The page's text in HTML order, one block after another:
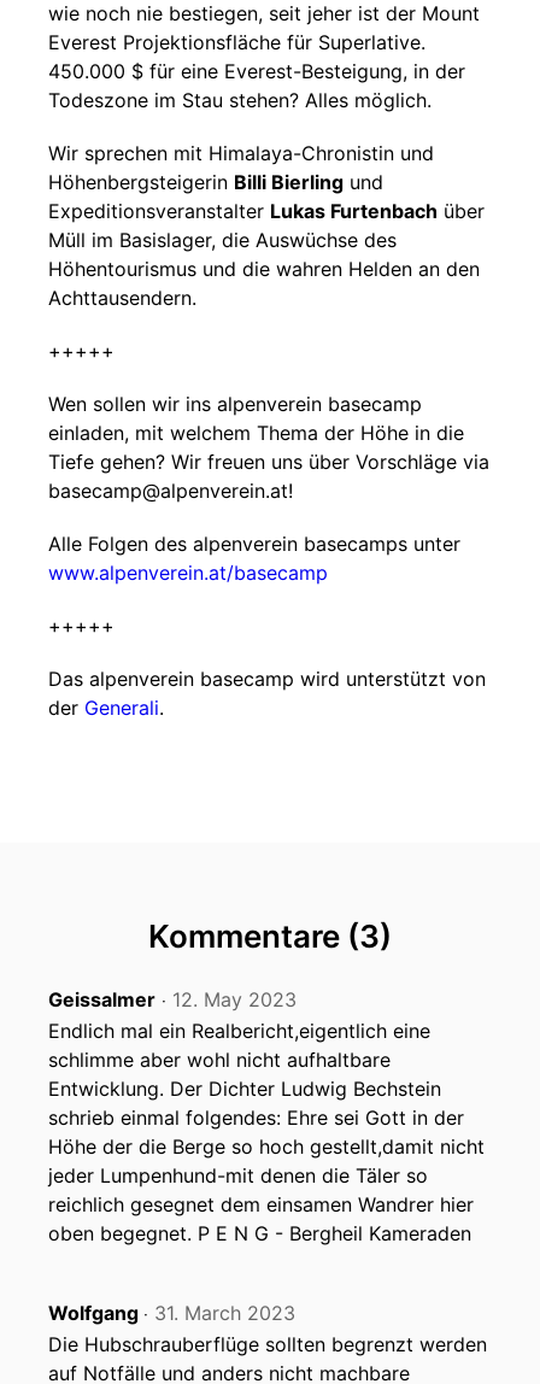
wie noch nie bestiegen, seit jeher ist der Mount
Everest Projektionsfläche für Superlative.
450.000 $ für eine Everest-Besteigung, in der
Todeszone im Stau stehen? Alles möglich.
Wir sprechen mit Himalaya-Chronistin und
Höhenbergsteigerin Billi Bierling und
Expeditionsveranstalter Lukas Furtenbach über
Müll im Basislager, die Auswüchse des
Höhentourismus und die wahren Helden an den
Achttausendern.
+++++
Wen sollen wir ins alpenverein basecamp
einladen, mit welchem Thema der Höhe in die
Tiefe gehen? Wir freuen uns über Vorschläge via
basecamp@alpenverein.at!
Alle Folgen des alpenverein basecamps unter
www.alpenverein.at/basecamp
+++++
Das alpenverein basecamp wird unterstützt von
der Generali.
Kommentare (3)
Geissalmer ‧ 12. May 2023
Endlich mal ein Realbericht,eigentlich eine
schlimme aber wohl nicht aufhaltbare
Entwicklung. Der Dichter Ludwig Bechstein
schrieb einmal folgendes: Ehre sei Gott in der
Höhe der die Berge so hoch gestellt,damit nicht
jeder Lumpenhund-mit denen die Täler so
reichlich gesegnet dem einsamen Wandrer hier
oben begegnet. P E N G - Bergheil Kameraden
Wolfgang ‧ 31. March 2023
Die Hubschrauberflüge sollten begrenzt werden
auf Notfälle und anders nicht machbare